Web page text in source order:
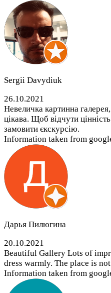
Sergii Davydiuk
26.10.2021
Невеличка картинна
цікава. Щоб відчути
замовити єкскурсію.
Information taken from
Дарья Пилюгина
20.10.2021
Beautiful Gallery Lots of
dress warmly. The place is
Information taken from